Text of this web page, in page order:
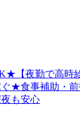
【夜勤で高時
ぐ★食事補助・
も安心